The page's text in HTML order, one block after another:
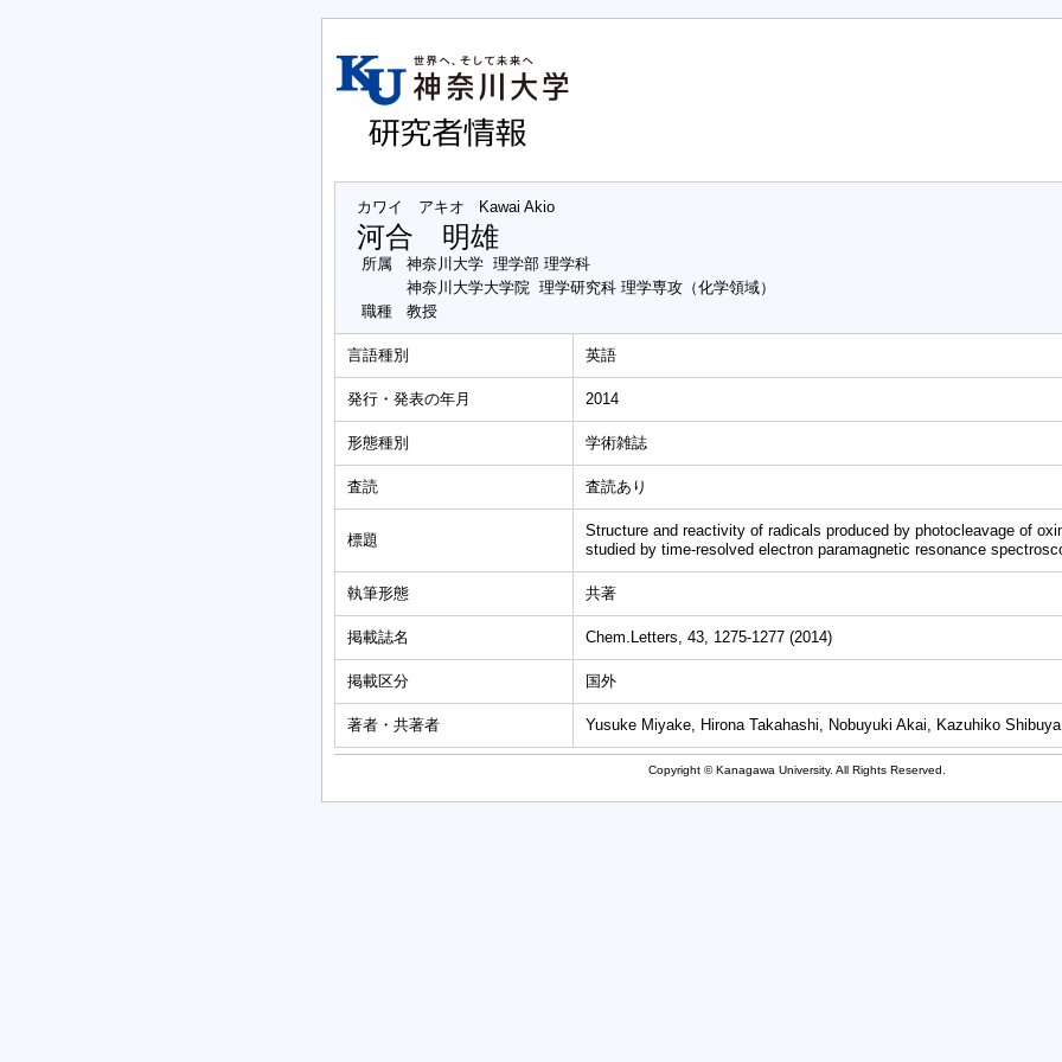
カワイ アキオ Kawai Akio
河合 明雄
所属
神奈川大学 理学部 理学科
神奈川大学大学院 理学研究科 理学専攻（化学領域）
職種
教授
言語種別 英語
発行・発表の年月 2014
形態種別 学術雑誌
査読 査読あり
標題
Structure and reactivity of radicals produced by photocleavage of
studied by time-resolved electron paramagnetic resonance
執筆形態 共著
掲載誌名 Chem.Letters, 43, 1275-1277 (2014)
掲載区分 国外
著者・共著者 Yusuke Miyake, Hirona Takahashi, Nobuyuki Akai, Kazuhiko
Copyright © Kanagawa University. All Rights Reserved.